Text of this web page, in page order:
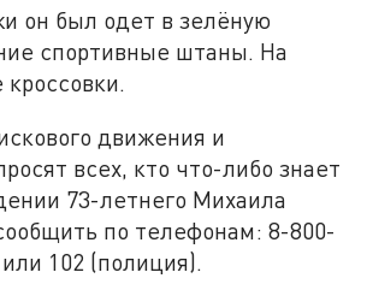
он был одет в зелёную
спортивные штаны. На
движения и
всех, кто что-либо знает
73-летнего Михаила
по телефонам: 8-800-
102 (полиция).